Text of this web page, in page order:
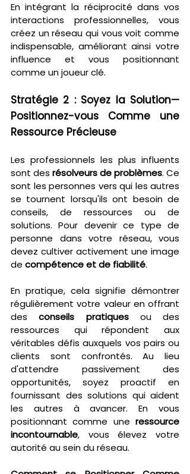
En intégrant la réciprocité dans vos
interactions professionnelles, vous
créez un réseau qui vous voit comme
indispensable, améliorant ainsi votre
influence et vous positionnant
comme un joueur clé.
Stratégie 2 : Soyez la Solution—
Positionnez-vous Comme une
Ressource Précieuse
Les professionnels les plus influents
sont des résolveurs de problèmes. Ce
sont les personnes vers qui les autres
se tournent lorsqu'ils ont besoin de
conseils, de ressources ou de
solutions. Pour devenir ce type de
personne dans votre réseau, vous
devez cultiver activement une image
de compétence et de fiabilité.
En pratique, cela signifie démontrer
régulièrement votre valeur en offrant
des conseils pratiques ou des
ressources qui répondent aux
véritables défis auxquels vos pairs ou
clients sont confrontés. Au lieu
d'attendre passivement des
opportunités, soyez proactif en
fournissant des solutions qui aident
les autres à avancer. En vous
positionnant comme une ressource
incontournable, vous élevez votre
autorité au sein du réseau.